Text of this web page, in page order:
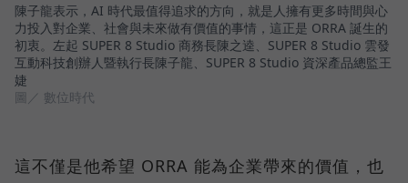
陳子龍表示，AI 時代最值得追求的方向，就是人擁有更多時間與心
力投入對企業、社會與未來做有價值的事情，這正是 ORRA 誕生的
初衷。左起 SUPER 8 Studio 商務長陳之逵、SUPER 8 Studio 雲發
互動科技創辦人暨執行長陳子龍、SUPER 8 Studio 資深產品總監王
婕
圖／ 數位時代
這不僅是他希望 ORRA 能為企業帶來的價值，也